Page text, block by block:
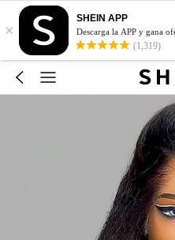
×
SHEIN APP
Descarga la APP y gana
(1,319)